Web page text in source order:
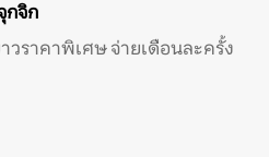
กจิก
ราคาพิเศษ จ่ายเดือนละครั้ง